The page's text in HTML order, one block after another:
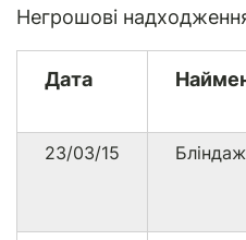
Негрошові
Дата
23/03/15